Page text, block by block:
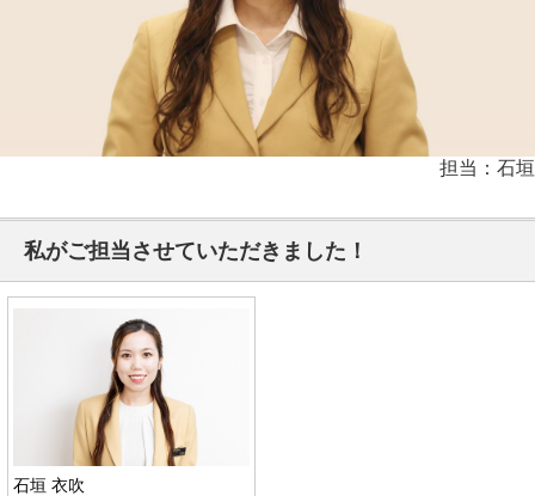
担当：石垣
私がご担当させていただきました！
石垣 衣吹